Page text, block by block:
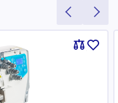
Порівняти
В